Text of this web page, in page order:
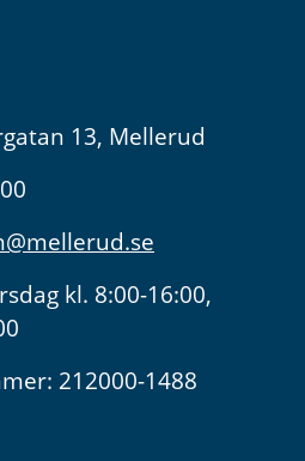
13, Mellerud
kl. 8:00-16:00,
212000-1488